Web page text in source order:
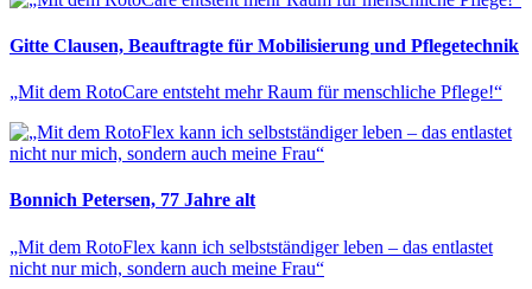
Gitte Clausen, Beauftragte für Mobilisierung und Pflegetechnik
„Mit dem RotoCare entsteht mehr Raum für menschliche Pflege!“
Bonnich Petersen, 77 Jahre alt
„Mit dem RotoFlex kann ich selbstständiger leben – das entlastet
nicht nur mich, sondern auch meine Frau“